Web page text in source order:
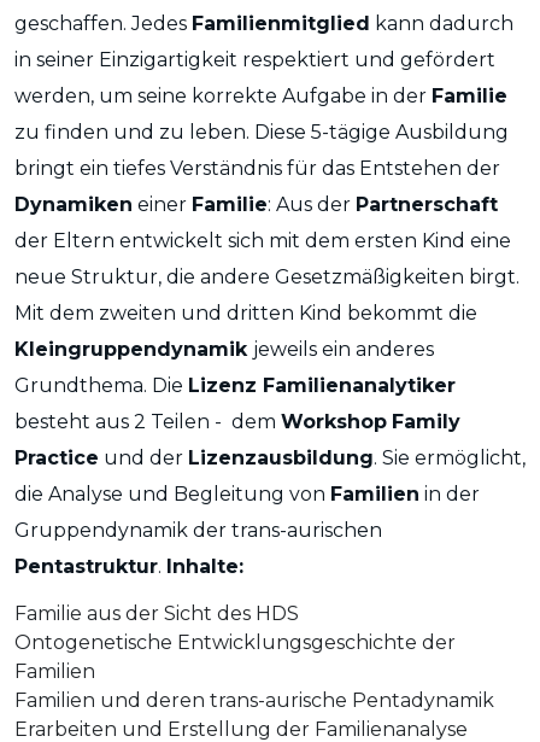
geschaffen. Jedes Familienmitglied kann dadurch
in seiner Einzigartigkeit respektiert und gefördert
werden, um seine korrekte Aufgabe in der Familie
zu finden und zu leben. Diese 5-tägige Ausbildung
bringt ein tiefes Verständnis für das Entstehen der
Dynamiken einer Familie: Aus der Partnerschaft
der Eltern entwickelt sich mit dem ersten Kind eine
neue Struktur, die andere Gesetzmäßigkeiten birgt.
Mit dem zweiten und dritten Kind bekommt die
Kleingruppendynamik jeweils ein anderes
Grundthema. Die Lizenz Familienanalytiker
besteht aus 2 Teilen - dem Workshop Family
Practice und der Lizenzausbildung. Sie ermöglicht,
die Analyse und Begleitung von Familien in der
Gruppendynamik der trans-aurischen
Pentastruktur. Inhalte:
Familie aus der Sicht des HDS
Ontogenetische Entwicklungsgeschichte der
Familien
Familien und deren trans-aurische Pentadynamik
Erarbeiten und Erstellung der Familienanalyse